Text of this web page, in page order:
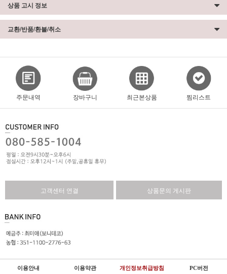
상품 고시 정보
교환/반품/환불/취소
주문내역 장바구니 최근본상품 찜리스트
고객센터 연결 상품문의 게시판
이용안내 이용약관 개인정보취급방침 PC버전